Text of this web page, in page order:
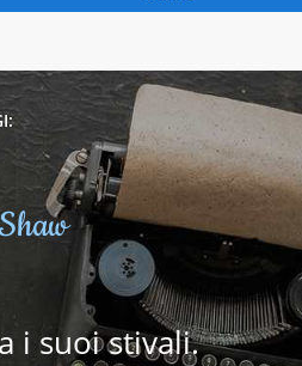
i suoi stivali.